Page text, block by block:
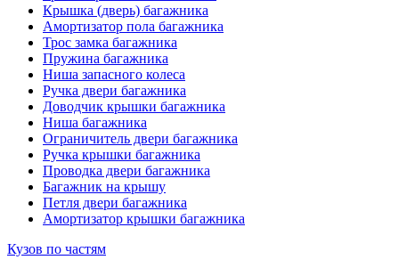
Крышка (дверь) багажника
Амортизатор пола багажника
Трос замка багажника
Пружина багажника
Ниша запасного колеса
Ручка двери багажника
Доводчик крышки багажника
Ниша багажника
Ограничитель двери багажника
Ручка крышки багажника
Проводка двери багажника
Багажник на крышу
Петля двери багажника
Амортизатор крышки багажника
Кузов по частям